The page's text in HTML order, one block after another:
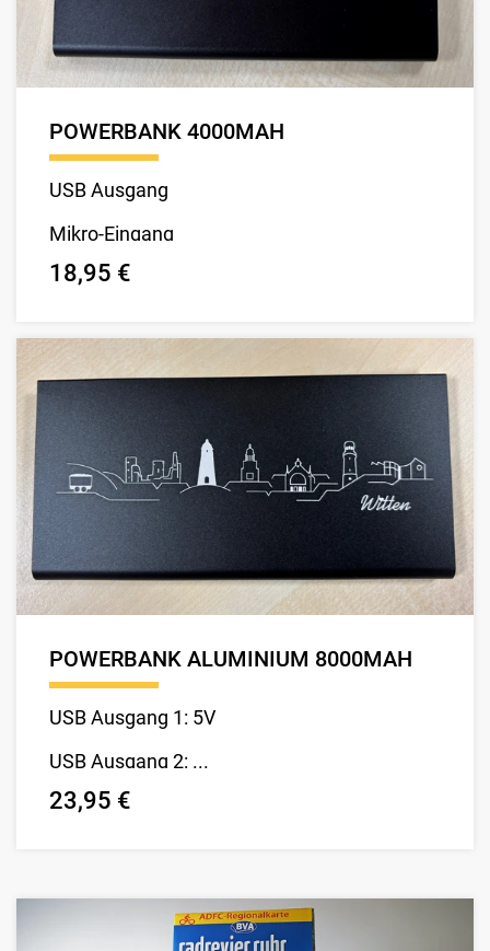
POWERBANK 4000MAH
USB Ausgang
Mikro-Eingang
68x10x110 mm
18,95 €
POWERBANK ALUMINIUM 8000MAH
USB Ausgang 1: 5V
USB Ausgang 2: ...
23,95 €